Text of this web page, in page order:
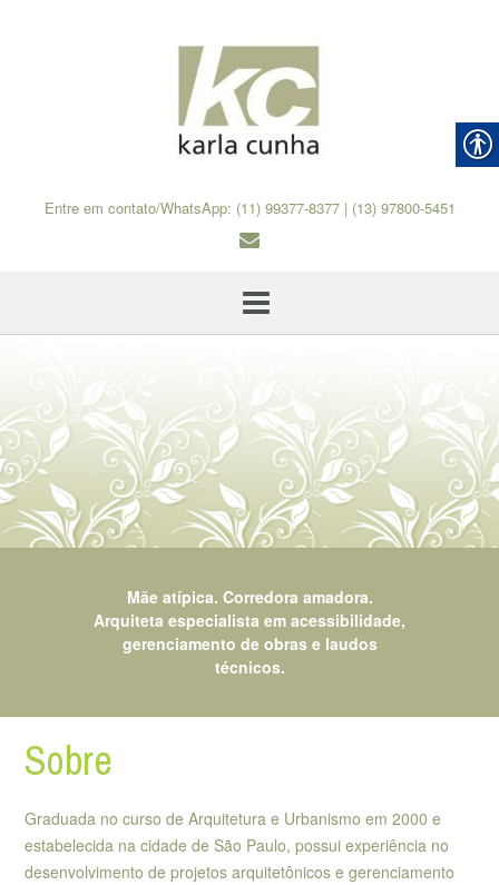
Entre em contato/WhatsApp: (11) 99377-8377 | (13) 97800-5451
Mãe atípica. Corredora amadora.
Arquiteta especialista em acessibilidade,
gerenciamento de obras e laudos
técnicos.
Sobre
Graduada no curso de Arquitetura e Urbanismo em 2000 e
estabelecida na cidade de São Paulo, possui experiência no
desenvolvimento de projetos arquitetônicos e gerenciamento